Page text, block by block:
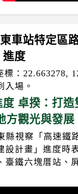
車站特定區
度
：22.663278,
入場。
卓揆：打造
方觀光與發展
縣視察「高速鐵
設計畫」進度時
鐵六塊厝站、